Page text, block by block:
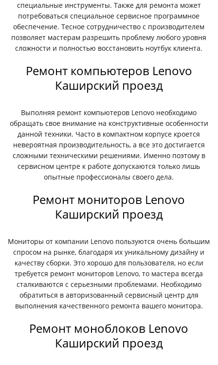
специальные инструменты. Также для ремонта может
потребоваться специальное сервисное программное
обеспечение. Тесное сотрудничество с производителем
позволяет мастерам разрешить проблему любого уровня
сложности и полностью восстановить ноутбук клиента.
Ремонт компьютеров Lenovo
Каширский проезд
Выполняя ремонт компьютеров Lenovo необходимо
обращать свое внимание на конструктивные особенности
данной техники. Часто в компактном корпусе кроется
невероятная производительность, а все это достигается
сложными техническими решениями. Именно поэтому в
сервисном центре к работе допускаются только лишь
опытные профессионалы своего дела.
Ремонт мониторов Lenovo
Каширский проезд
Мониторы от компании Lenovo пользуются очень большим
спросом на рынке, благодаря их уникальному дизайну и
качеству сборки. Это хорошо для пользователя, но если
требуется ремонт мониторов Lenovo, то мастера всегда
сталкиваются с серьезными проблемами. Необходимо
обратиться в авторизованный сервисный центр для
выполнения качественного ремонта вашего монитора.
Ремонт моноблоков Lenovo
Каширский проезд